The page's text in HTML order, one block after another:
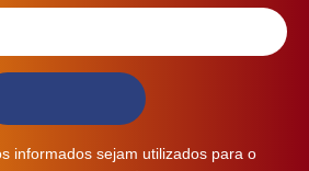
informados sejam utilizados para o